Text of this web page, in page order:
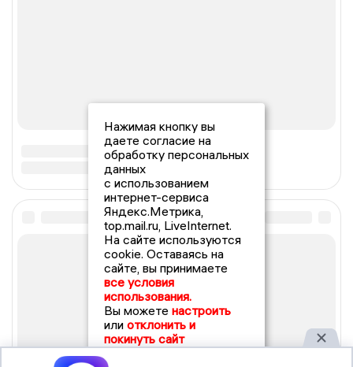
Нажимая кнопку вы
даете согласие на
обработку персональных
данных
с использованием
интернет-сервиса
Яндекс.Метрика,
top.mail.ru, LiveInternet.
На сайте используются
cookie. Оставаясь на
сайте, вы принимаете
все условия
использования.
Вы можете настроить
или отклонить и
покинуть сайт